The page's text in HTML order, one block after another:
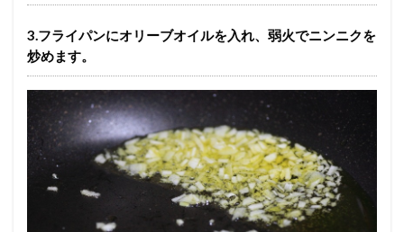
3.フライパンにオリーブオイルを入れ、弱火でニンニクを
炒めます。